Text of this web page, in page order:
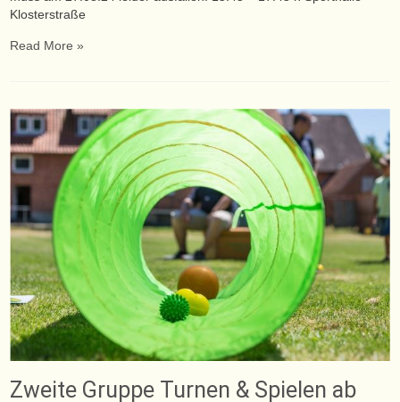
Klosterstraße
Read More »
Zweite Gruppe Turnen & Spielen ab